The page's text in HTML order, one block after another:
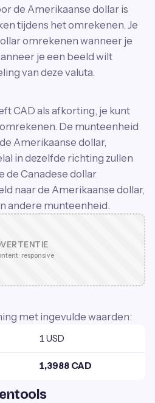
de Amerikaanse dollar is
tijdens het omrekenen. Je
omrekenen wanneer je
je een beeld wilt
van deze valuta.
CAD als afkorting, je kunt
De munteenheid
Amerikaanse dollar,
in dezelfde richting zullen
de Canadese dollar
naar de Amerikaanse dollar,
andere munteenheid.
· responsive
met ingevulde waarden:
1 USD
1,3988 CAD